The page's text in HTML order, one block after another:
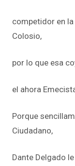
competidor en
Colosio,
por lo que esa
el ahora
Porque
Ciudadano,
Dante Delgado